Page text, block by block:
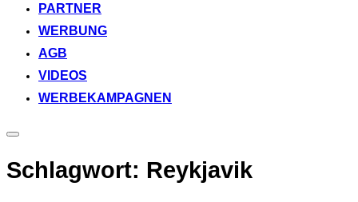
PARTNER
WERBUNG
AGB
VIDEOS
WERBEKAMPAGNEN
Seitenleiste
Navigation
umschalten
Schlagwort: Reykjavik